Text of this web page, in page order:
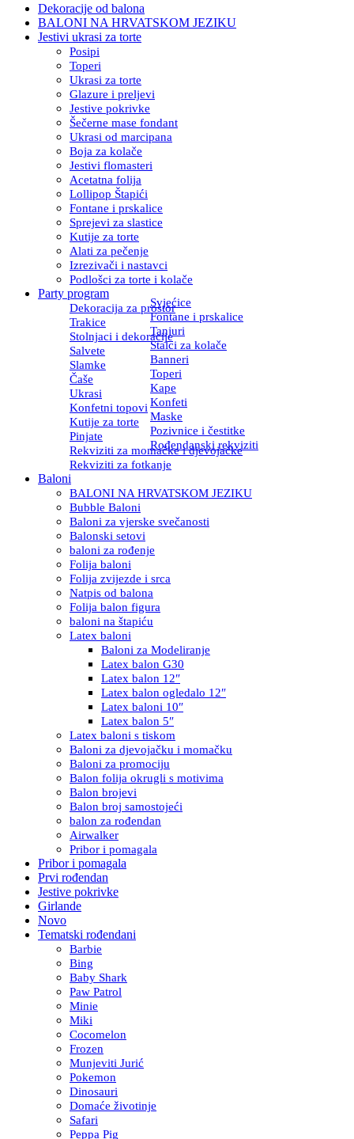
Dekoracije od balona
BALONI NA HRVATSKOM JEZIKU
Jestivi ukrasi za torte
Posipi
Toperi
Ukrasi za torte
Glazure i preljevi
Jestive pokrivke
Šečerne mase fondant
Ukrasi od marcipana
Boja za kolače
Jestivi flomasteri
Acetatna folija
Lollipop Štapići
Fontane i prskalice
Sprejevi za slastice
Kutije za torte
Alati za pečenje
Izrezivači i nastavci
Podlošci za torte i kolače
Party program
Dekoracija za prostor
Svjećice
Trakice
Fontane i prskalice
Stolnjaci i dekoracije
Tanjuri
Salvete
Stalci za kolače
Slamke
Banneri
Čaše
Toperi
Ukrasi
Kape
Konfetni topovi Konfeti
Kutije za torte
Maske
Pinjate
Pozivnice i čestitke
Rekviziti za momačke i djevojačke
Rođendanski rekviziti
Rekviziti za fotkanje
Baloni
BALONI NA HRVATSKOM JEZIKU
Bubble Baloni
Baloni za vjerske svečanosti
Balonski setovi
baloni za rođenje
Folija baloni
Folija zvijezde i srca
Natpis od balona
Folija balon figura
baloni na štapiću
Latex baloni
Baloni za Modeliranje
Latex balon G30
Latex balon 12″
Latex balon ogledalo 12″
Latex baloni 10″
Latex balon 5″
Latex baloni s tiskom
Baloni za djevojačku i momačku
Baloni za promociju
Balon folija okrugli s motivima
Balon brojevi
Balon broj samostojeći
balon za rođendan
Airwalker
Pribor i pomagala
Pribor i pomagala
Prvi rođendan
Jestive pokrivke
Girlande
Novo
Tematski rođendani
Barbie
Bing
Baby Shark
Paw Patrol
Minie
Miki
Cocomelon
Frozen
Munjeviti Jurić
Pokemon
Dinosauri
Domaće životinje
Safari
Peppa Pig